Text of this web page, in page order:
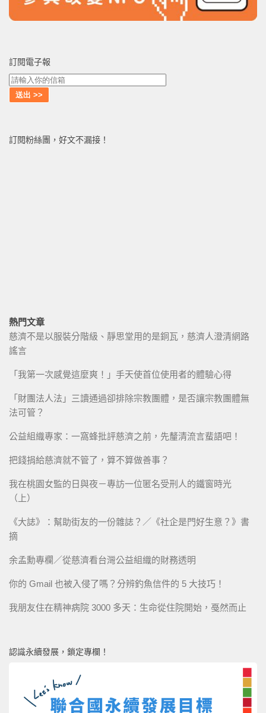
訂閱電子報
訂閱粉絲團，好文不漏接！
熱門文章
慈濟不是以服裝分階級、靜思堂用的是銅瓦，慈濟人澄清網路
謠言
「我第一次感覺這麼爽！」手天使首位使用者的體驗心得
「財團法人法」三讀通過卻排除宗教團體，是否讓宗教團體無
法可管？
公益組織專家：一窩蜂批評慈濟之前，先釐清流言蜚語吧！
把錢捐給慈濟就不管了，算不算做善事？
我在桃園女監的日與夜－專訪一位匿名受刑人的鐵窗時光
（上）
《大誌》：幫助街友的一份雜誌？／《社企是門好生意？》書
摘
余孟勳專欄／從慈濟看台灣公益組織的財務透明
你的 Gmail 也被入侵了嗎？分辨釣魚信件的 5 大技巧！
我朋友住在精神病院 3000 多天：生命從住院開始，戞然而止
認識永續發展，鎖定專欄！